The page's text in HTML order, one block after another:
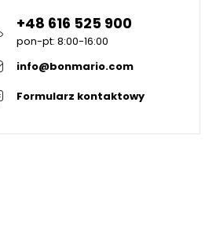
+48 616 525 900
pon-pt: 8:00-16:00
info@bonmario.com
Formularz kontaktowy